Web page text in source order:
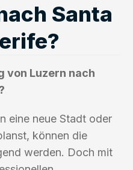
Santa
von Luzern nach
eine neue Stadt oder
können die
werden. Doch mit